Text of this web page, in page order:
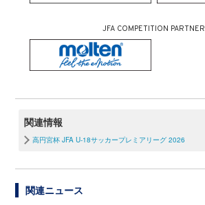
JFA COMPETITION PARTNER
関連情報
高円宮杯 JFA U-18サッカープレミアリーグ 2026
関連ニュース